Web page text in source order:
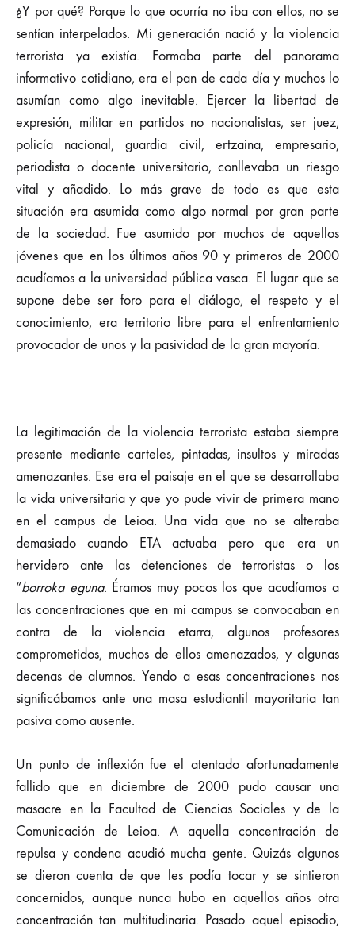
¿Y por qué? Porque lo que ocurría no iba con ellos, no se
sentían interpelados. Mi generación nació y la violencia
terrorista ya existía. Formaba parte del panorama
informativo cotidiano, era el pan de cada día y muchos lo
asumían como algo inevitable. Ejercer la libertad de
expresión, militar en partidos no nacionalistas, ser juez,
policía nacional, guardia civil, ertzaina, empresario,
periodista o docente universitario, conllevaba un riesgo
vital y añadido. Lo más grave de todo es que esta
situación era asumida como algo normal por gran parte
de la sociedad. Fue asumido por muchos de aquellos
jóvenes que en los últimos años 90 y primeros de 2000
acudíamos a la universidad pública vasca. El lugar que se
supone debe ser foro para el diálogo, el respeto y el
conocimiento, era territorio libre para el enfrentamiento
provocador de unos y la pasividad de la gran mayoría.
La legitimación de la violencia terrorista estaba siempre
presente mediante carteles, pintadas, insultos y miradas
amenazantes. Ese era el paisaje en el que se desarrollaba
la vida universitaria y que yo pude vivir de primera mano
en el campus de Leioa. Una vida que no se alteraba
demasiado cuando ETA actuaba pero que era un
hervidero ante las detenciones de terroristas o los
“borroka eguna. Éramos muy pocos los que acudíamos a
las concentraciones que en mi campus se convocaban en
contra de la violencia etarra, algunos profesores
comprometidos, muchos de ellos amenazados, y algunas
decenas de alumnos. Yendo a esas concentraciones nos
significábamos ante una masa estudiantil mayoritaria tan
pasiva como ausente.
Un punto de inflexión fue el atentado afortunadamente
fallido que en diciembre de 2000 pudo causar una
masacre en la Facultad de Ciencias Sociales y de la
Comunicación de Leioa. A aquella concentración de
repulsa y condena acudió mucha gente. Quizás algunos
se dieron cuenta de que les podía tocar y se sintieron
concernidos, aunque nunca hubo en aquellos años otra
concentración tan multitudinaria. Pasado aquel episodio,